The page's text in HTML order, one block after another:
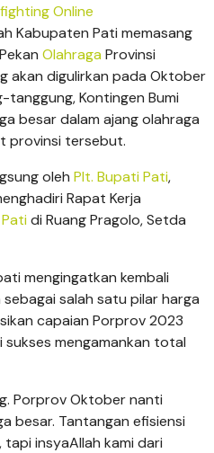
Online
Kabupaten Pati memasang
Olahraga Provinsi
akan digulirkan pada Oktober
Kontingen Bumi
besar dalam ajang olahraga
provinsi tersebut.
oleh Plt. Bupati Pati,
Rapat Kerja
Pati di Ruang Pragolo, Setda
mengingatkan kembali
salah satu pilar harga
capaian Porprov 2023
sukses mengamankan total
Porprov Oktober nanti
besar. Tantangan efisiensi
insyaAllah kami dari